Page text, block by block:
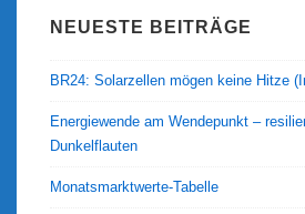
NEUESTE BEITRÄGE
BR24: Solarzellen mögen keine Hitze
Energiewende am Wendepunkt –
Dunkelflauten
Monatsmarktwerte-Tabelle